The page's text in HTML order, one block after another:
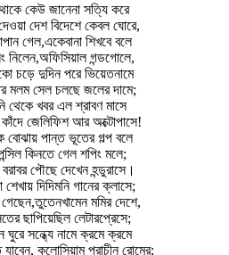
কেউ জানেনা সত্যি করে
দেশ বিদেশে কেবল ঘোরে,
গেল,একেবানা শিখবে বলে
নিলেন,অফিসিয়াল গন্ডগোলে,
চড়ে দুদিন পরে ভিয়েতনামে
মলম সেল চলছে জলের দামে;
থেকে খবর এল শ্রাবণ মাসে
জেলিফিশ আর অক্টোপাসে!
বোঝায় পান্ত ভূতের গল্প বলে
কিনতে গেল শপিং মলে;
পৌছে দেখেন হন্ডুরাসে।
দিদিমনি গানের ক্লাসে;
মমির দেশে,
ছাপিয়েছিল লেটারপ্রেসে;
ঘুরে সন্ধ্যে নামে ক্রমে ক্রমে
যাবেন, কলোসিয়াম প্রাচীন রোমের;